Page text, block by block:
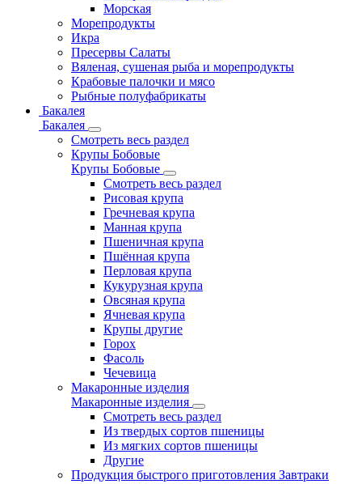
Морская
Морепродукты
Икра
Пресервы Салаты
Вяленая, сушеная рыба и морепродукты
Крабовые палочки и мясо
Рыбные полуфабрикаты
Бакалея
Бакалея
Смотреть весь раздел
Крупы Бобовые
Крупы Бобовые
Смотреть весь раздел
Рисовая крупа
Гречневая крупа
Манная крупа
Пшеничная крупа
Пшённая крупа
Перловая крупа
Кукурузная крупа
Овсяная крупа
Ячневая крупа
Крупы другие
Горох
Фасоль
Чечевица
Макаронные изделия
Макаронные изделия
Смотреть весь раздел
Из твердых сортов пшеницы
Из мягких сортов пшеницы
Другие
Продукция быстрого приготовления Завтраки